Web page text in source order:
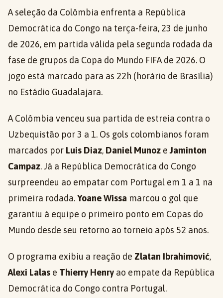
A seleção da Colômbia enfrenta a República
Democrática do Congo na terça-feira, 23 de junho
de 2026, em partida válida pela segunda rodada da
fase de grupos da Copa do Mundo FIFA de 2026. O
jogo está marcado para as 22h (horário de Brasília)
no Estádio Guadalajara.
A Colômbia venceu sua partida de estreia contra o
Uzbequistão por 3 a 1. Os gols colombianos foram
marcados por Luis Diaz, Daniel Munoz eJaminton
Campaz. Já a República Democrática do Congo
surpreendeu ao empatar com Portugal em 1 a 1 na
primeira rodada.Yoane Wissa marcou o gol que
garantiu à equipe o primeiro ponto em Copas do
Mundo desde seu retorno ao torneio após 52 anos.
O programa exibiu a reação de Zlatan Ibrahimović,
Alexi Lalas e Thierry Henry ao empate da República
Democrática do Congo contra Portugal.